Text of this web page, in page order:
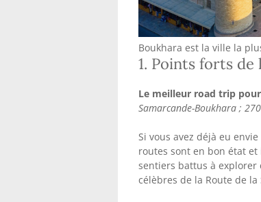
Boukhara est la ville la
1. Points forts de
Le meilleur road trip
Samarcande-Boukhara ;
Si vous avez déjà eu
routes sont en bon état
sentiers battus à explorer
célèbres de la Route de la